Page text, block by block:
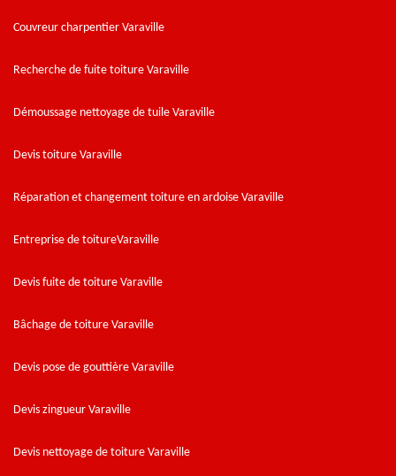
Couvreur charpentier Varaville
Recherche de fuite toiture Varaville
Démoussage nettoyage de tuile Varaville
Devis toiture Varaville
Réparation et changement toiture en ardoise Varaville
Entreprise de toitureVaraville
Devis fuite de toiture Varaville
Bâchage de toiture Varaville
Devis pose de gouttière Varaville
Devis zingueur Varaville
Devis nettoyage de toiture Varaville